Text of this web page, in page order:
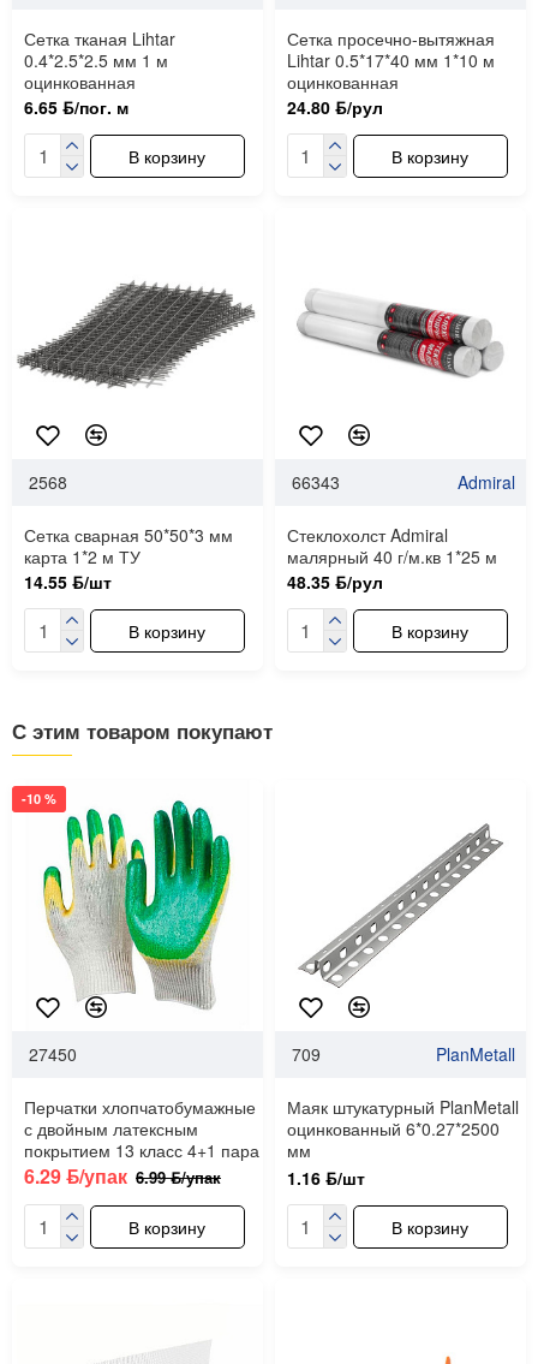
Сетка тканая Lihtar
0.4*2.5*2.5 мм 1 м
оцинкованная
6.65 ƃ/пог. м
В корзину
Сетка просечно-вытяжная
Lihtar 0.5*17*40 мм 1*10 м
оцинкованная
24.80 ƃ/рул
В корзину
2568
Сетка сварная 50*50*3 мм
карта 1*2 м ТУ
14.55 ƃ/шт
В корзину
66343 Admiral
Стеклохолст Admiral
малярный 40 г/м.кв 1*25 м
48.35 ƃ/рул
В корзину
С этим товаром покупают
-10 %
27450
Перчатки хлопчатобумажные
с двойным латексным
покрытием 13 класс 4+1 пара
6.29 ƃ/упак 6.99 ƃ/упак
В корзину
709 PlanMetall
Маяк штукатурный PlanMetall
оцинкованный 6*0.27*2500
мм
1.16 ƃ/шт
В корзину